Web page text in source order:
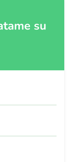
su